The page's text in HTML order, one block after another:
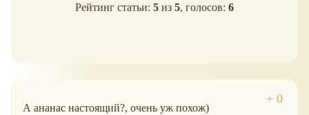
Рейтинг статьи: 5 из 5, голосов: 6
А ананас настоящий?, очень уж похож)